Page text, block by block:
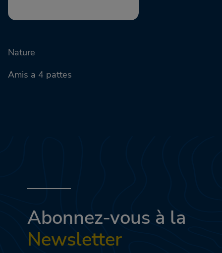
Nature
Amis a 4 pattes
Abonnez-vous à la
Newsletter